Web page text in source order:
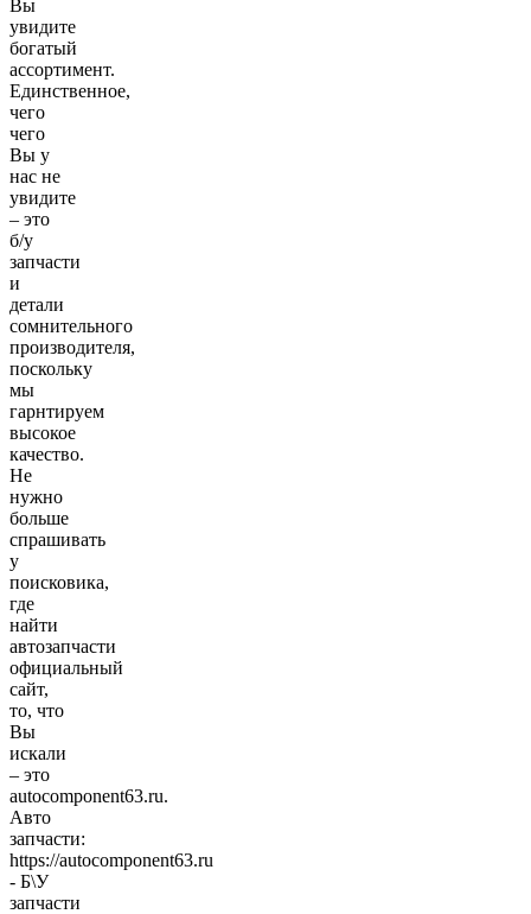
Вы
увидите
богатый
ассортимент.
Единственное,
чего
чего
Вы у
нас не
увидите
– это
б/у
запчасти
и
детали
сомнительного
производителя,
поскольку
мы
гарнтируем
высокое
качество.
Не
нужно
больше
спрашивать
у
поисковика,
где
найти
автозапчасти
официальный
сайт,
то, что
Вы
искали
– это
autocomponent63.ru.
Авто
запчасти:
https://autocomponent63.ru
- Б\У
запчасти